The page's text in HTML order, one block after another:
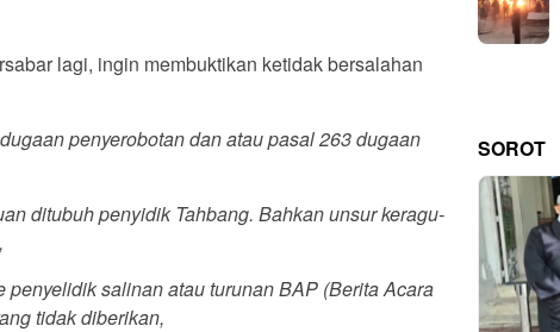
lagi, ingin membuktikan ketidak bersalahan
penyerobotan dan atau pasal 263 dugaan
ditubuh penyidik Tahbang. Bahkan unsur keragu-
penyelidik salinan atau turunan BAP (Berita Acara
tidak diberikan,
SOROT